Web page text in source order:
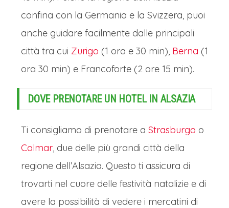
confina con la Germania e la Svizzera, puoi
anche guidare facilmente dalle principali
città tra cui Zurigo (1 ora e 30 min), Berna (1
ora 30 min) e Francoforte (2 ore 15 min).
DOVE PRENOTARE UN HOTEL IN ALSAZIA
Ti consigliamo di prenotare a Strasburgo o
Colmar, due delle più grandi città della
regione dell’Alsazia. Questo ti assicura di
trovarti nel cuore delle festività natalizie e di
avere la possibilità di vedere i mercatini di